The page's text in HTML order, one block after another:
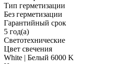
Тип герметизации
Без герметизации
Гарантийный срок
5 год(а)
Светотехнические
Цвет свечения
White | Белый 6000 K